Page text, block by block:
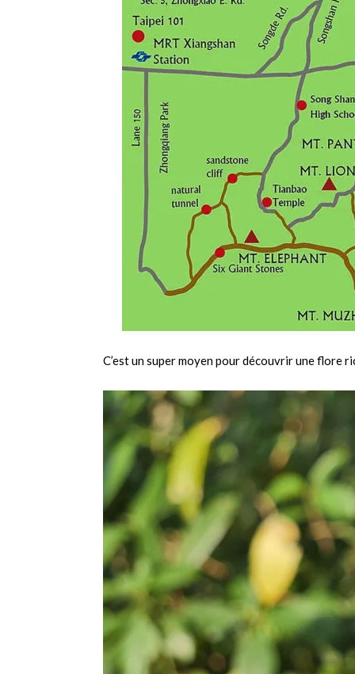
C’est un super moyen pour découvrir une flore